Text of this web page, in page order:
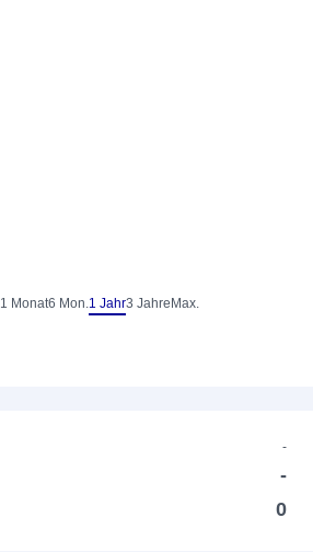
1 Monat6 Mon.1 Jahr3 Jahre Max.
-
-
0